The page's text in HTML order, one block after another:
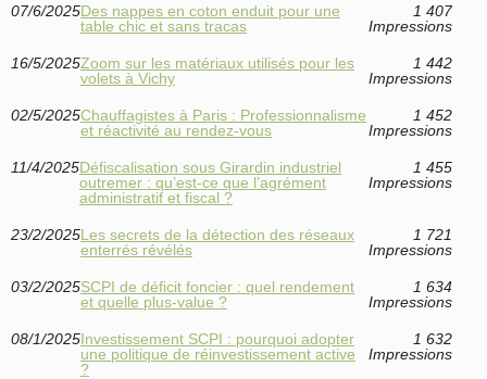
07/6/2025Des nappes en coton enduit pour une
table chic et sans tracas
1 407
Impressions
16/5/2025Zoom sur les matériaux utilisés pour les
volets à Vichy
1 442
Impressions
02/5/2025Chauffagistes à Paris : Professionnalisme
et réactivité au rendez-vous
1 452
Impressions
11/4/2025Défiscalisation sous Girardin industriel
outremer : qu’est-ce que l’agrément
administratif et fiscal ?
1 455
Impressions
23/2/2025Les secrets de la détection des réseaux
enterrés révélés
1 721
Impressions
03/2/2025SCPI de déficit foncier : quel rendement
et quelle plus-value ?
1 634
Impressions
08/1/2025Investissement SCPI : pourquoi adopter
une politique de réinvestissement active
?
1 632
Impressions